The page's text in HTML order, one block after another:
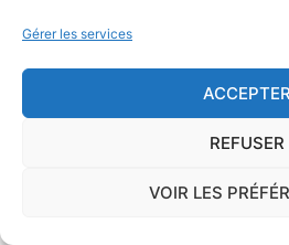
Gérer les services
ACCEPTER
REFUSER
VOIR LES
La commune de